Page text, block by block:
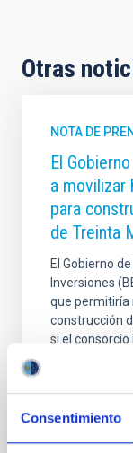
Consentimiento
Otras
NOTA DE
El
a movilizar
para
de Treinta
El Gobierno
Inversiones
que permitiría
construcción
si el
sede. La
hace un año
aportación